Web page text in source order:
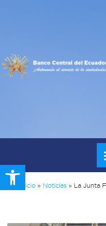
Open toolbar
Inicio » Noticias » La Junta